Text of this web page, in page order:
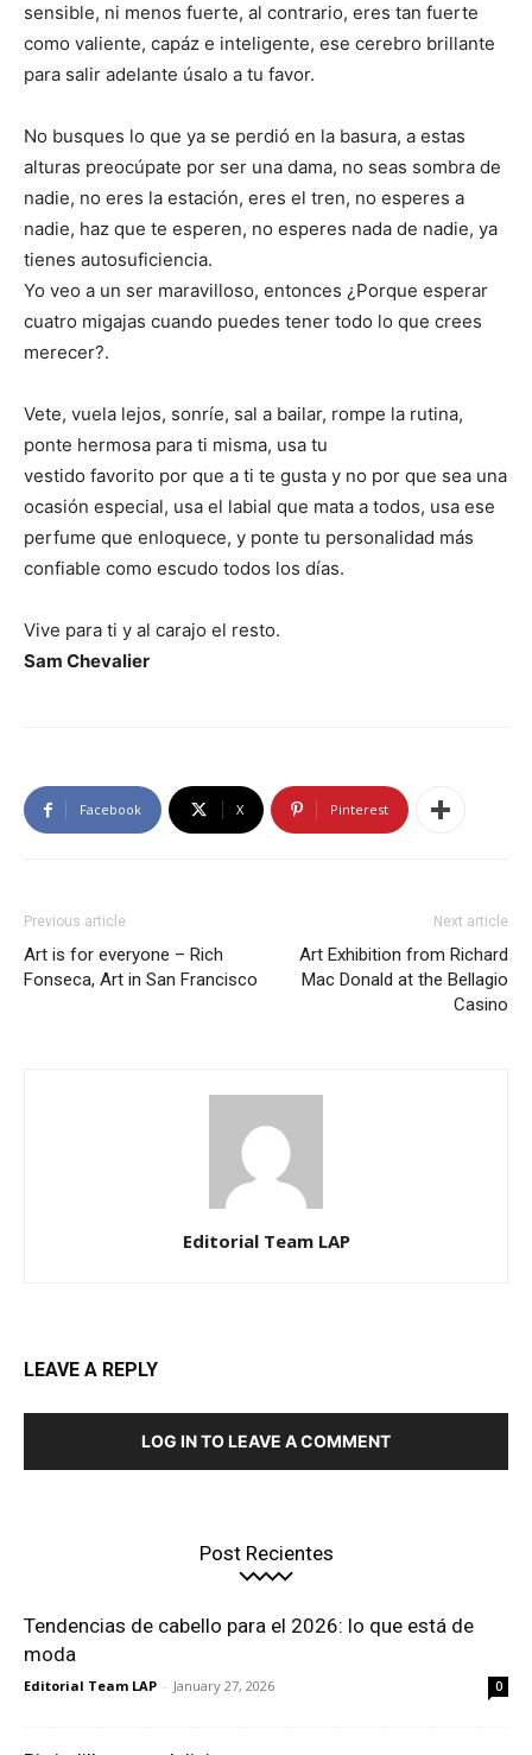
sensible, ni menos fuerte, al contrario, eres tan fuerte
como valiente, capáz e inteligente, ese cerebro brillante
para salir adelante úsalo a tu favor.
No busques lo que ya se perdió en la basura, a estas
alturas preocúpate por ser una dama, no seas sombra de
nadie, no eres la estación, eres el tren, no esperes a
nadie, haz que te esperen, no esperes nada de nadie, ya
tienes autosuficiencia.
Yo veo a un ser maravilloso, entonces ¿Porque esperar
cuatro migajas cuando puedes tener todo lo que crees
merecer?.
Vete, vuela lejos, sonríe, sal a bailar, rompe la rutina,
ponte hermosa para ti misma, usa tu
vestido favorito por que a ti te gusta y no por que sea una
ocasión especial, usa el labial que mata a todos, usa ese
perfume que enloquece, y ponte tu personalidad más
confiable como escudo todos los días.
Vive para ti y al carajo el resto.
Sam Chevalier
Facebook X Pinterest
Previous article
Art is for everyone – Rich
Fonseca, Art in San Francisco
Next article
Art Exhibition from Richard
Mac Donald at the Bellagio
Casino
Editorial Team LAP
LEAVE A REPLY
LOG IN TO LEAVE A COMMENT
Post Recientes
Tendencias de cabello para el 2026: lo que está de
moda
Editorial Team LAP - January 27, 2026 0